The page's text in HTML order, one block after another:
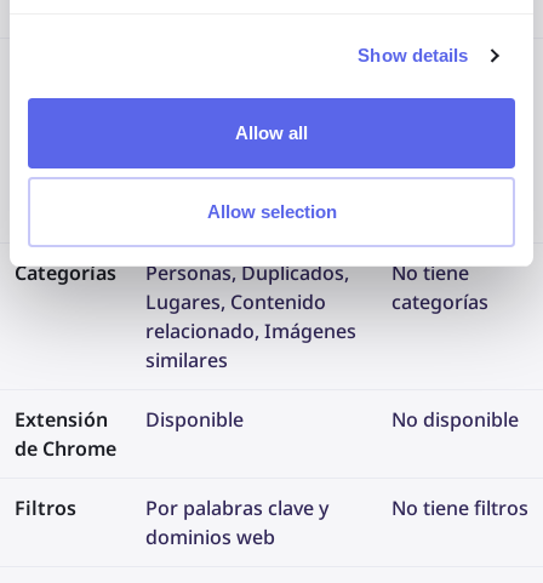
Show details
Allow all
Allow selection
búsqueda
constantemente,
ofreciendo
más recientes y
precisas.
Índice de
imágenes
resultados
Categorías
Personas, Duplicados,
Lugares, Contenido
relacionado, Imágenes
similares
No tiene
categorías
Extensión
de Chrome
Disponible No disponible
Filtros
Por palabras clave y
dominios web
No tiene filtros